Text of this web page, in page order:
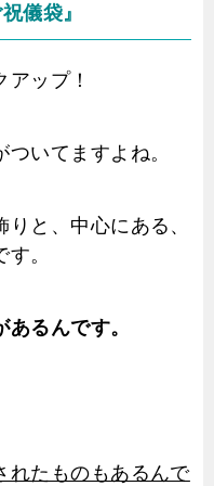
儀袋』
ップ！
いてますよね。
と、中心にある、
。
るんです。
れたものもあるんで